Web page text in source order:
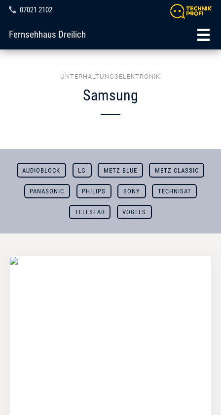
07021 2102
Fernsehhaus Dreilich
UNTERHALTUNGSELEKTRONIK
Samsung
AUDIOBLOCK LG METZ BLUE METZ CLASSIC
PANASONIC PHILIPS SONY TECHNISAT
TELESTAR VOGELS